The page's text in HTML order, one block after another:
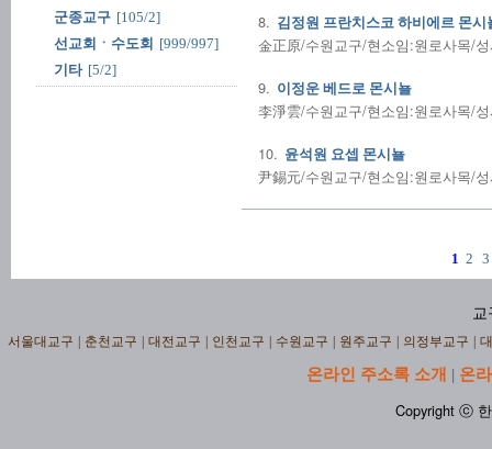
군종교구 [105/2]
선교회ㆍ수도회 [999/997]
기타 [5/2]
8. 김정원 프란치스코 하비에르 몬시
金正原/수원교구/현소임:원로사목/
9. 이정운 베드로 몬시뇰
李淨雲/수원교구/현소임:원로사목/
10. 윤석원 요셉 몬시뇰
尹錫元/수원교구/현소임:원로사목/
1 2 3
교
서울대교구 춘천교구 대전교구 인천교구 수원교구 원주교구 의정부교구
온라인 주소록 소개 | 온
Copyright ⓒ